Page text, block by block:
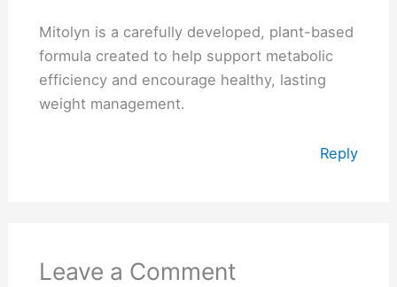
Mitolyn is a carefully developed, plant-based
formula created to help support metabolic
efficiency and encourage healthy, lasting
weight management.
Reply
Leave a Comment